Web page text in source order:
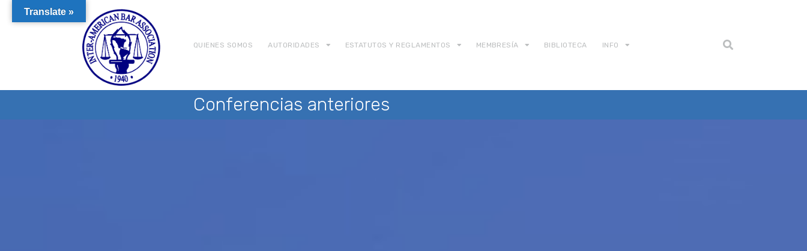
QUIENES SOMOS AUTORIDADES ESTATUTOS Y REGLAMENTOS MEMBRESÍA BIBLIOTECA INFO
Conferencias anteriores
Translate »